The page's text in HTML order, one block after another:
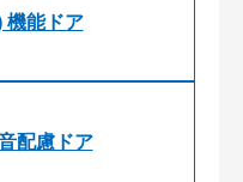
能ドア
配慮ドア